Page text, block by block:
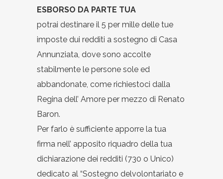
ESBORSO DA PARTE TUA
potrai destinare il 5 per mille delle tue
imposte dui redditi a sostegno di Casa
Annunziata, dove sono accolte
stabilmente le persone sole ed
abbandonate, come richiestoci dalla
Regina dell’ Amore per mezzo di Renato
Baron.
Per farlo è sufficiente apporre la tua
firma nell’ apposito riquadro della tua
dichiarazione dei redditi (730 o Unico)
dedicato al “Sostegno delvolontariato e